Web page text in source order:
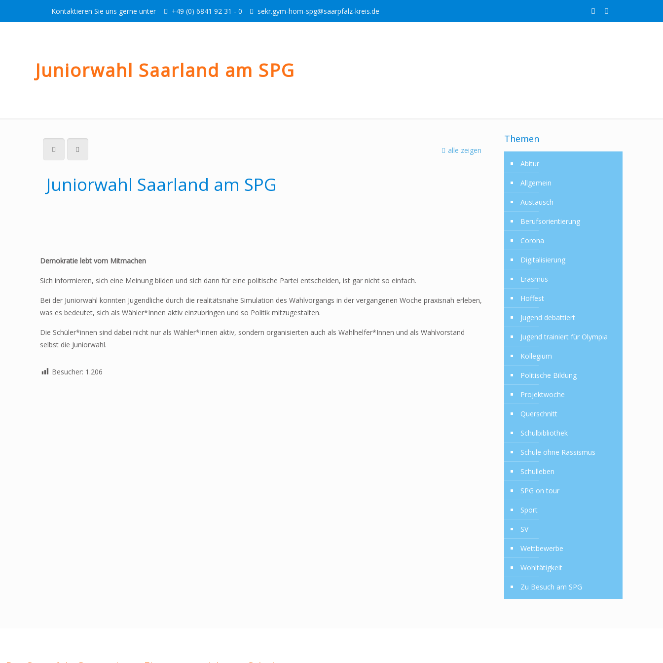
Kontaktieren Sie uns gerne unter +49 (0) 6841 92 31 - 0 sekr.gym-hom-spg@saarpfalz-kreis.de
Juniorwahl Saarland am SPG
alle zeigen
Juniorwahl Saarland am SPG
Demokratie lebt vom Mitmachen
Sich informieren, sich eine Meinung bilden und sich dann für eine politische Partei entscheiden, ist gar nicht so einfach.
Bei der Juniorwahl konnten Jugendliche durch die realitätsnahe Simulation des Wahlvorgangs in der vergangenen Woche praxisnah erleben,
was es bedeutet, sich als Wähler*Innen aktiv einzubringen und so Politik mitzugestalten.
Die Schüler*innen sind dabei nicht nur als Wähler*Innen aktiv, sondern organisierten auch als Wahlhelfer*Innen und als Wahlvorstand
selbst die Juniorwahl.
Besucher: 1.206
Themen
Abitur
Allgemein
Austausch
Berufsorientierung
Corona
Digitalisierung
Erasmus
Hoffest
Jugend debattiert
Jugend trainiert für Olympia
Kollegium
Politische Bildung
Projektwoche
Querschnitt
Schulbibliothek
Schule ohne Rassismus
Schulleben
SPG on tour
Sport
SV
Wettbewerbe
Wohltätigkeit
Zu Besuch am SPG